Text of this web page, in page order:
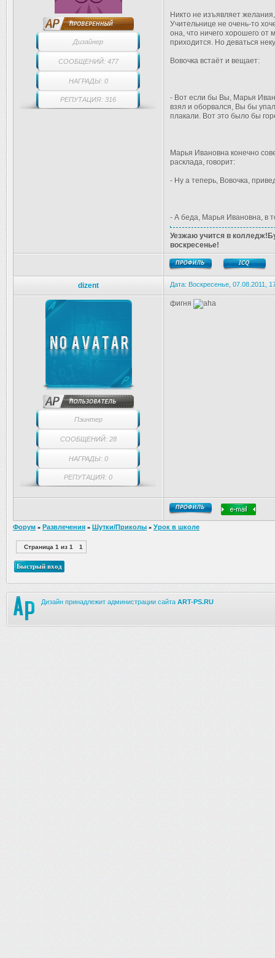
Дизайнер
СООБЩЕНИЙ: 477
НАГРАДЫ: 0
РЕПУТАЦИЯ: 316
Никто не изъявляет
Учительнице не очень-то
она, что ничего хорошего от
приходится. Но деваться
Вовочка встаёт и вещает:
- Вот если бы Вы, Марья
взял и оборвался, Вы бы
плакали. Вот это было бы
Марья Ивановна конечно
расклада, говорит:
- Ну а теперь, Вовочка,
- А беда, Марья Ивановна, в
Уезжаю учится в
воскресенье!
dizent Дата: Воскресенье, 07.08.2011,
Пэинтер
СООБЩЕНИЙ: 28
НАГРАДЫ: 0
РЕПУТАЦИЯ: 0
фигня
Форум » Развлечения » Шутки/Приколы » Урок в школе
Страница 1 из 1 1
Дизайн принадлежит администрации сайта ART-PS.RU